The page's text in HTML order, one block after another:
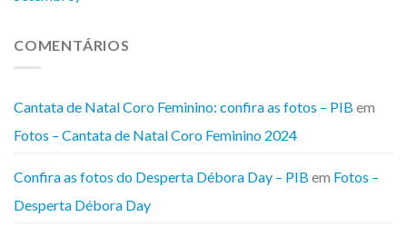
COMENTÁRIOS
Cantata de Natal Coro Feminino: confira as fotos – PIB em
Fotos – Cantata de Natal Coro Feminino 2024
Confira as fotos do Desperta Débora Day – PIB em Fotos –
Desperta Débora Day